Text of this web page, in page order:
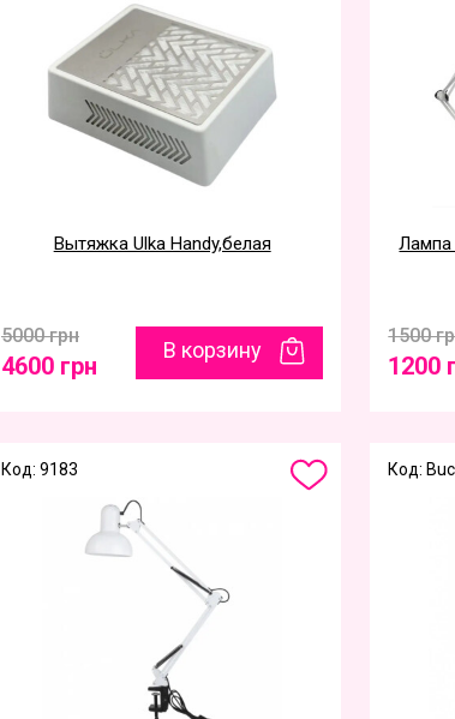
Вытяжка Ulka Handy,белая
5000 грн
4600 грн
В корзину
Лампа
1500
1200
Код: 9183 Код: